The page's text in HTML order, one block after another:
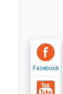
Facebook